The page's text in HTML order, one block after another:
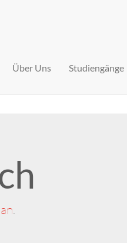
Über Uns Studiengänge